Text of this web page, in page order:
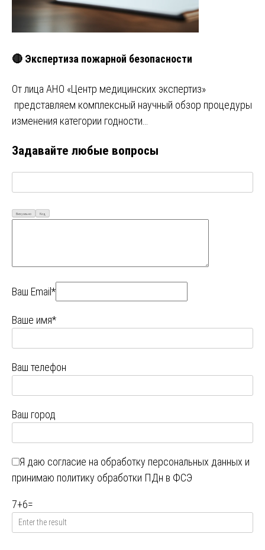
🔴 Экспертиза пожарной безопасности
От лица АНО «Центр медицинских экспертиз»
представляем комплексный научный обзор процедуры
изменения категории годности…
Задавайте любые вопросы
Визуально Код
Ваш Email*
Ваше имя*
Ваш телефон
Ваш город
Я даю согласие на обработку персональных данных и
принимаю политику обработки ПДн в ФСЭ
7+6=